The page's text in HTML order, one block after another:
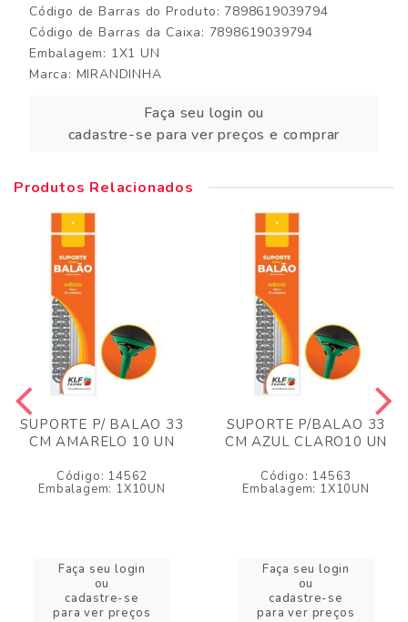
Código de Barras do Produto: 7898619039794
Código de Barras da Caixa: 7898619039794
Embalagem: 1X1 UN
Marca: MIRANDINHA
Faça seu login ou
cadastre-se para ver preços e comprar
Produtos Relacionados
SUPORTE P/ BALAO 33
CM AMARELO 10 UN
Código: 14562
Embalagem: 1X10UN
Faça seu login
ou
cadastre-se
para ver preços
SUPORTE P/BALAO 33
CM AZUL CLARO10 UN
Código: 14563
Embalagem: 1X10UN
Faça seu login
ou
cadastre-se
para ver preços